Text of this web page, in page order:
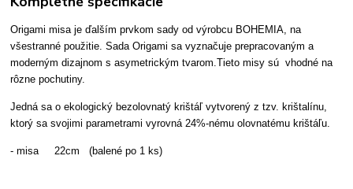
Origami misa je ďalším prvkom sady od výrobcu BOHEMIA, na
všestranné použitie. Sada Origami sa vyznačuje prepracovaným a
moderným dizajnom s asymetrickým tvarom.Tieto misy sú vhodné na
rôzne pochutiny.
Jedná sa o ekologický bezolovnatý krištáľ vytvorený z tzv. krištalínu,
ktorý sa svojimi parametrami vyrovná 24%-nému olovnatému krištáľu.
- misa 22cm (balené po 1 ks)